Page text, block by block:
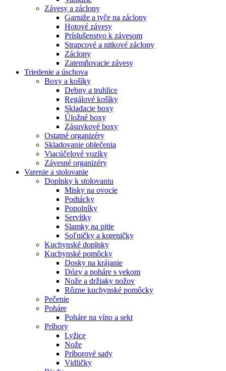
Závesy a záclony
Garniže a tyče na záclony
Hotové závesy
Príslušenstvo k závesom
Strapcové a nitkové záclony
Záclony
Zatemňovacie závesy
Triedenie a úschova
Boxy a košíky
Debny a truhlice
Regálové košíky
Skladacie boxy
Úložné boxy
Zásuvkové boxy
Ostatné organizéry
Skladovanie oblečenia
Viacúčelové vozíky
Závesné organizéry
Varenie a stolovanie
Doplnky k stolovaniu
Misky na ovocie
Podtácky
Popolníky
Servítky
Slamky na pitie
Soľničky a koreničky
Kuchynské doplnky
Kuchynské pomôcky
Dosky na krájanie
Dózy a poháre s vekom
Nože a držiaky nožov
Rôzne kuchynské pomôcky
Pečenie
Poháre
Poháre na víno a sekt
Príbory
Lyžice
Nože
Príborové sady
Vidličky